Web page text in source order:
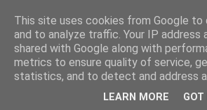
A jak to bude v roce 2011?
This site uses cookies from Google to
and to analyze traffic. Your IP address
shared with Google along with
metrics to ensure quality of service,
statistics, and to detect and address
LEARN MORE GOT